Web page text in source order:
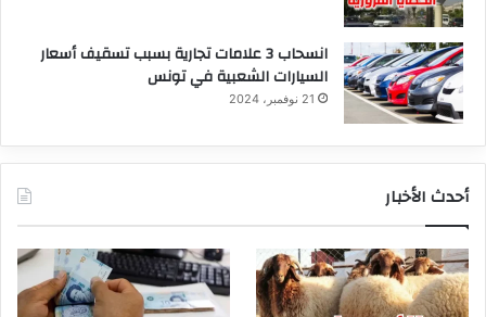
انسحاب 3 علامات تجارية بسبب تسقيف أسعار
السيارات الشعبية في تونس
21 نوفمبر، 2024
أحدث الأخبار